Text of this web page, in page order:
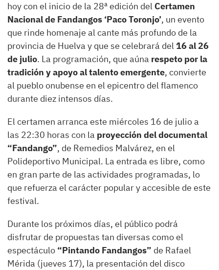
hoy con el inicio de la 28ª edición del Certamen
Nacional de Fandangos ‘Paco Toronjo’, un evento
que rinde homenaje al cante más profundo de la
provincia de Huelva y que se celebrará del 16 al 26
de julio. La programación, que aúna respeto por la
tradición y apoyo al talento emergente, convierte
al pueblo onubense en el epicentro del flamenco
durante diez intensos días.
El certamen arranca este miércoles 16 de julio a
las 22:30 horas con la proyección del documental
“Fandango”, de Remedios Malvárez, en el
Polideportivo Municipal. La entrada es libre, como
en gran parte de las actividades programadas, lo
que refuerza el carácter popular y accesible de este
festival.
Durante los próximos días, el público podrá
disfrutar de propuestas tan diversas como el
espectáculo “Pintando Fandangos” de Rafael
Mérida (jueves 17), la presentación del disco